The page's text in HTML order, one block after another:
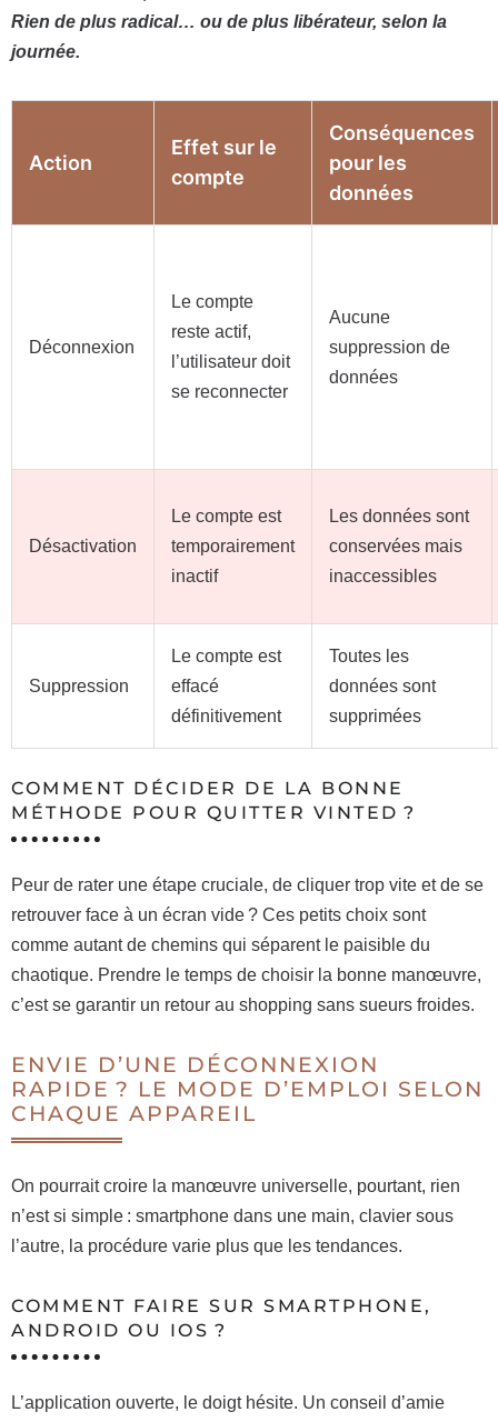
Rien de plus radical… ou de plus libérateur, selon la
journée.
Action
Effet sur le
compte
Conséquences
pour les
données
Déconnexion
Le compte
reste actif,
l’utilisateur doit
se reconnecter
Aucune
suppression de
données
Désactivation
Le compte est
temporairement
inactif
Les données sont
conservées mais
inaccessibles
Suppression
Le compte est
effacé
définitivement
Toutes les
données sont
supprimées
COMMENT DÉCIDER DE LA BONNE
MÉTHODE POUR QUITTER VINTED ?
Peur de rater une étape cruciale, de cliquer trop vite et de se
retrouver face à un écran vide ? Ces petits choix sont
comme autant de chemins qui séparent le paisible du
chaotique. Prendre le temps de choisir la bonne manœuvre,
c’est se garantir un retour au shopping sans sueurs froides.
ENVIE D’UNE DÉCONNEXION
RAPIDE ? LE MODE D’EMPLOI SELON
CHAQUE APPAREIL
On pourrait croire la manœuvre universelle, pourtant, rien
n’est si simple : smartphone dans une main, clavier sous
l’autre, la procédure varie plus que les tendances.
COMMENT FAIRE SUR SMARTPHONE,
ANDROID OU IOS ?
L’application ouverte, le doigt hésite. Un conseil d’amie